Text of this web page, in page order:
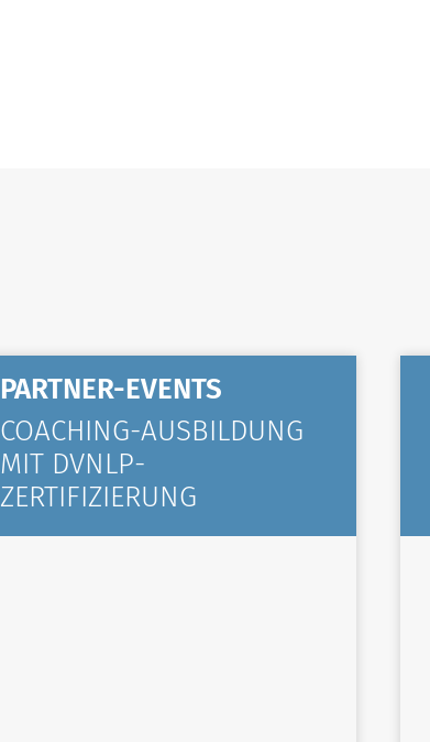
PARTNER-EVENTS
COACHING-AUSBILDUNG
MIT DVNLP-
ZERTIFIZIERUNG